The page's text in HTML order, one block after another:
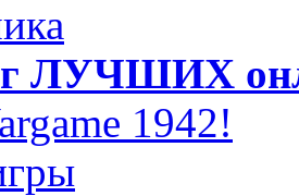
ЛУЧШИХ
1942!